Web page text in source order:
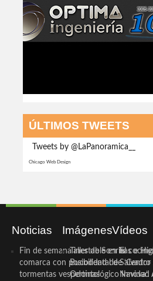
ÚLTIMOS TWEETS
Tweets by @LaPanoramica__
Chicago Web Design
Noticias
Fin de semana inestable en la
comarca con posibilidad de
tormentas vespertinas
Imágenes
Taller de Sonrisas e
Bucodental de ‘Centro
Odontológico Innova’.
Vídeos
El
Navidad